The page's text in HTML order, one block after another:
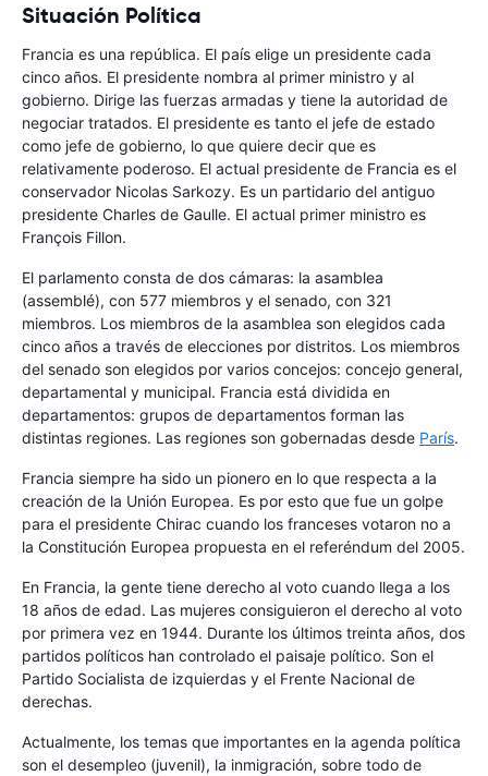
Situación Política
Francia es una república. El país elige un presidente cada
cinco años. El presidente nombra al primer ministro y al
gobierno. Dirige las fuerzas armadas y tiene la autoridad de
negociar tratados. El presidente es tanto el jefe de estado
como jefe de gobierno, lo que quiere decir que es
relativamente poderoso. El actual presidente de Francia es el
conservador Nicolas Sarkozy. Es un partidario del antiguo
presidente Charles de Gaulle. El actual primer ministro es
François Fillon.
El parlamento consta de dos cámaras: la asamblea
(assemblé), con 577 miembros y el senado, con 321
miembros. Los miembros de la asamblea son elegidos cada
cinco años a través de elecciones por distritos. Los miembros
del senado son elegidos por varios concejos: concejo general,
departamental y municipal. Francia está dividida en
departamentos: grupos de departamentos forman las
distintas regiones. Las regiones son gobernadas desde París.
Francia siempre ha sido un pionero en lo que respecta a la
creación de la Unión Europea. Es por esto que fue un golpe
para el presidente Chirac cuando los franceses votaron no a
la Constitución Europea propuesta en el referéndum del 2005.
En Francia, la gente tiene derecho al voto cuando llega a los
18 años de edad. Las mujeres consiguieron el derecho al voto
por primera vez en 1944. Durante los últimos treinta años, dos
partidos políticos han controlado el paisaje político. Son el
Partido Socialista de izquierdas y el Frente Nacional de
derechas.
Actualmente, los temas que importantes en la agenda política
son el desempleo (juvenil), la inmigración, sobre todo de